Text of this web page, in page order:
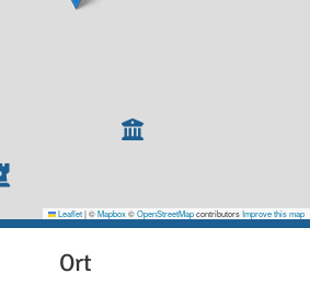
Leaflet|©Mapbox©OpenStreetMapcontributorsImprove this map
Ort